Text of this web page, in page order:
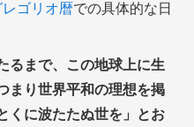
レゴリオ暦での具体的な日
るまで、この地球上に生
まり世界平和の理想を掲
くに波たたぬ世を」とお